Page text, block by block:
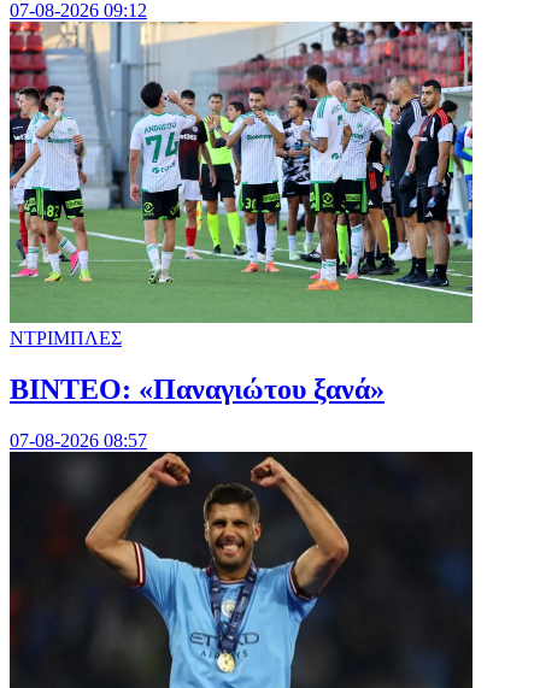
07-08-2026 09:12
ΝΤΡΙΜΠΛΕΣ
ΒΙΝΤΕΟ: «Παναγιώτου ξανά»
07-08-2026 08:57